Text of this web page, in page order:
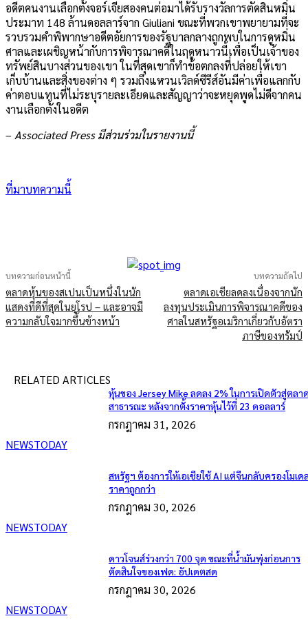
อดีตคนงานเลือกตั้งจอร์เจียสองคนต่อมาได้รับรางวัลการตัดสินหมิ่น
ประมาท 148 ล้านดอลลาร์จาก Giuliani ขณะที่พวกเขาพยายามที่จะ
รวบรวมคำพิพากษาอดีตอัยการของรัฐบาลกลางถูกพบในการดูหมิ่น
ศาลและเผชิญหน้ากับการพิจารณาคดีในฤดูหนาวนี้เพื่อเป็นเจ้าของ
ทรัพย์สินบางส่วนของเขา ในที่สุดเขาก็ทำข้อตกลงที่ปล่อยให้เขา
เก็บบ้านและสิ่งของต่าง ๆ รวมถึงแหวนเวิลด์ซีรีส์อันมีค่าเพื่อแลกกับ
ค่าตอบแทนที่ไม่ระบุรายละเอียดและสัญญาว่าจะหยุดพูดไม่ดีจากคน
งานเลือกตั้งในอดีต
– Associated Press มีส่วนร่วมในรายงานนี้
ที่มาบทความนี้
บทความก่อนหน้านี้
ตลาดหุ้นของสเปนเป็นหนึ่งในนัก
แสดงที่ดีที่สุดในยุโรป – และอาจมี
ความกลับใจมากขึ้นข้างหน้า
บทความถัดไป
ตลาดเอเชียลดลงเนื่องจากนัก
ลงทุนประเมินการพิจารณาคดีของ
ศาลในสหรัฐอเมริกาเกี่ยวกับอัตรา
ภาษีของทรัมป์
RELATED ARTICLES
NEWSTODAY
หุ้นของ Jersey Mike ลดลง 2% ในการเปิดตัวสู่ตลา
สาธารณะ หลังจากตั้งราคาหุ้นไว้ที่ 23 ดอลลาร์
กรกฎาคม 31, 2026
NEWSTODAY
สหรัฐฯ ต้องการให้เอเชียใช้ AI แต่จีนกลับครองโมเด
ราคาถูกกว่า
กรกฎาคม 30, 2026
NEWSTODAY
ดาวโจนส์ร่วงกว่า 700 จุด ขณะที่น้ำมันพุ่งก่อนการ
ตัดสินใจของเฟด: อัปเดตสด
กรกฎาคม 30, 2026